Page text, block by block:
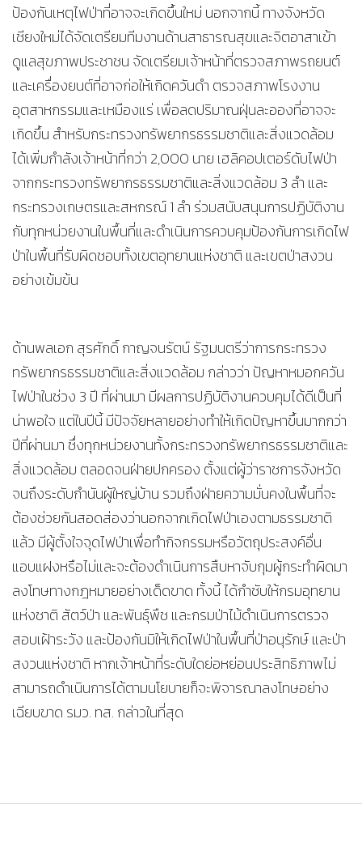
ป้องกันเหตุไฟป่าที่อาจจะเกิดขึ้นใหม่ นอกจากนี้ ทางจังหวัด
เชียงใหม่ได้จัดเตรียมทีมงานด้านสาธารณสุขและจิตอาสาเข้า
ดูแลสุขภาพประชาชน จัดเตรียมเจ้าหน้าที่ตรวจสภาพรถยนต์
และเครื่องยนต์ที่อาจก่อให้เกิดควันดำ ตรวจสภาพโรงงาน
อุตสาหกรรมและเหมืองแร่ เพื่อลดปริมาณฝุ่นละอองที่อาจจะ
เกิดขึ้น สำหรับกระทรวงทรัพยากรธรรมชาติและสิ่งแวดล้อม
ได้เพิ่มกำลังเจ้าหน้าที่กว่า 2,000 นาย เฮลิคอปเตอร์ดับไฟป่า
จากกระทรวงทรัพยากรธรรมชาติและสิ่งแวดล้อม 3 ลำ และ
กระทรวงเกษตรและสหกรณ์ 1 ลำ ร่วมสนับสนุนการปฏิบัติงาน
กับทุกหน่วยงานในพื้นที่และดำเนินการควบคุมป้องกันการเกิดไฟ
ป่าในพื้นที่รับผิดชอบทั้งเขตอุทยานแห่งชาติ และเขตป่าสงวน
อย่างเข้มข้น
ด้านพลเอก สุรศักดิ์ กาญจนรัตน์ รัฐมนตรีว่าการกระทรวง
ทรัพยากรธรรมชาติและสิ่งแวดล้อม กล่าวว่า ปัญหาหมอกควัน
ไฟป่าในช่วง 3 ปี ที่ผ่านมา มีผลการปฏิบัติงานควบคุมได้ดีเป็นที่
น่าพอใจ แต่ในปีนี้ มีปัจจัยหลายอย่างทำให้เกิดปัญหาขึ้นมากกว่า
ปีที่ผ่านมา ซึ่งทุกหน่วยงานทั้งกระทรวงทรัพยากรธรรมชาติและ
สิ่งแวดล้อม ตลอดจนฝ่ายปกครอง ตั้งแต่ผู้ว่าราชการจังหวัด
จนถึงระดับกำนันผู้ใหญ่บ้าน รวมถึงฝ่ายความมั่นคงในพื้นที่จะ
ต้องช่วยกันสอดส่องว่านอกจากเกิดไฟป่าเองตามธรรมชาติ
แล้ว มีผู้ตั้งใจจุดไฟป่าเพื่อทำกิจกรรมหรือวัตถุประสงค์อื่น
แอบแฝงหรือไม่และจะต้องดำเนินการสืบหาจับกุมผู้กระทำผิดมา
ลงโทษทางกฎหมายอย่างเด็ดขาด ทั้งนี้ ได้กำชับให้กรมอุทยาน
แห่งชาติ สัตว์ป่า และพันธุ์พืช และกรมป่าไม้ดำเนินการตรวจ
สอบเฝ้าระวัง และป้องกันมิให้เกิดไฟป่าในพื้นที่ป่าอนุรักษ์ และป่า
สงวนแห่งชาติ หากเจ้าหน้าที่ระดับใดย่อหย่อนประสิทธิภาพไม่
สามารถดำเนินการได้ตามนโยบายก็จะพิจารณาลงโทษอย่าง
เฉียบขาด รมว. ทส. กล่าวในที่สุด